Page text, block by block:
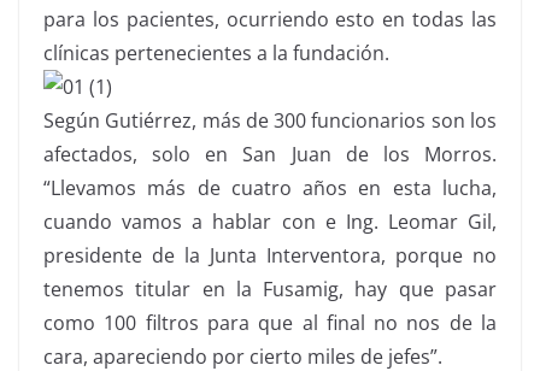
para los pacientes, ocurriendo esto en todas las
clínicas pertenecientes a la fundación.
Según Gutiérrez, más de 300 funcionarios son los
afectados, solo en San Juan de los Morros.
“Llevamos más de cuatro años en esta lucha,
cuando vamos a hablar con e Ing. Leomar Gil,
presidente de la Junta Interventora, porque no
tenemos titular en la Fusamig, hay que pasar
como 100 filtros para que al final no nos de la
cara, apareciendo por cierto miles de jefes”.